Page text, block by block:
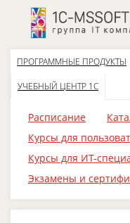
ПРОГРАММНЫЕ ПРОДУКТЫ
УЧЕБНЫЙ ЦЕНТР 1С
Расписание
Курсы для
Курсы для ИТ-
Экзамены и